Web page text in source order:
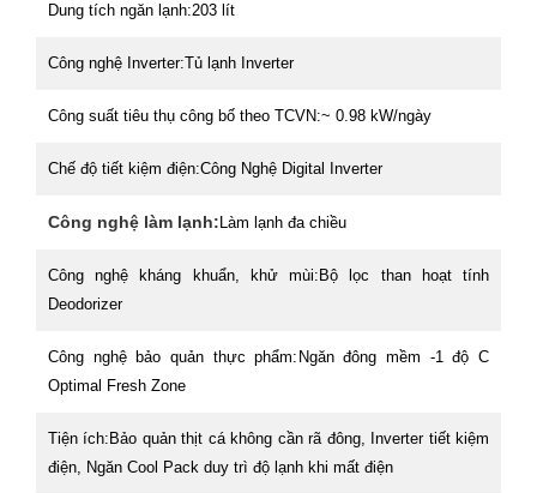
Dung tích ngăn lạnh:203 lít
Công nghệ Inverter:Tủ lạnh Inverter
Công suất tiêu thụ công bố theo TCVN:~ 0.98 kW/ngày
Chế độ tiết kiệm điện:Công Nghệ Digital Inverter
Công nghệ làm lạnh: Làm lạnh đa chiều
Công nghệ kháng khuẩn, khử mùi: Bộ lọc than hoạt tính
Deodorizer
Công nghệ bảo quản thực phẩm: Ngăn đông mềm -1 độ C
Optimal Fresh Zone
Tiện ích: Bảo quản thịt cá không cần rã đông, Inverter tiết kiệm
điện, Ngăn Cool Pack duy trì độ lạnh khi mất điện